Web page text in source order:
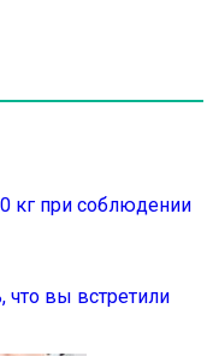
кг при соблюдении
что вы встретили